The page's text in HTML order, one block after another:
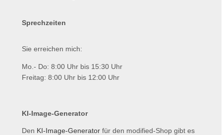
Sprechzeiten
Sie erreichen mich:
Mo.- Do: 8:00 Uhr bis 15:30 Uhr
Freitag: 8:00 Uhr bis 12:00 Uhr
KI-Image-Generator
Den KI-Image-Generator für den modified-Shop gibt es